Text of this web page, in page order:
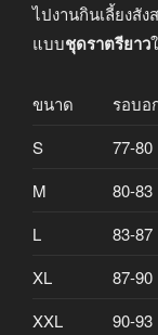
ไปงานกินเลี้ยงสัง
แบบชุดราตรียาว
ขนาด รอบอ
S
77-80
M
80-83
L
83-87
XL
87-90
XXL
90-93